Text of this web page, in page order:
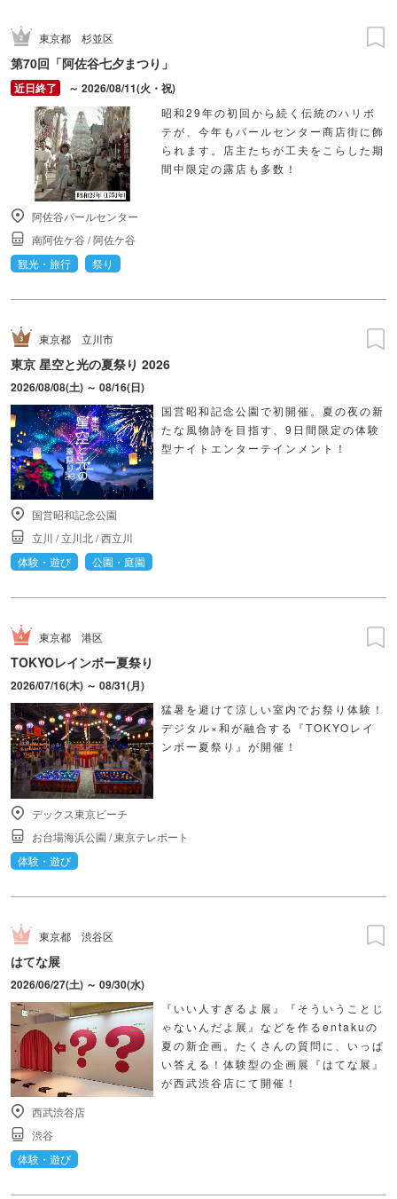
東京都 杉並区
第70回「阿佐谷七夕まつり」
～ 2026/08/11(火・祝)
昭和29年の初回から続く伝統のハリボ
テが、今年もパールセンター商店街に飾
られます。店主たちが工夫をこらした期
間中限定の露店も多数！
阿佐谷パールセンター
南阿佐ケ谷 /阿佐ケ谷
観光・旅行
祭り
東京都 立川市
東京 星空と光の夏祭り 2026
2026/08/08(土) ～ 08/16(日)
国営昭和記念公園で初開催。夏の夜の新
たな風物詩を目指す、9日間限定の体験
型ナイトエンターテインメント！
国営昭和記念公園
立川 /立川北/西立川
体験・遊び
公園・庭園
東京都 港区
TOKYOレインボー夏祭り
2026/07/16(木) ～ 08/31(月)
猛暑を避けて涼しい室内でお祭り体験！
デジタル×和が融合する『TOKYOレイ
ンボー夏祭り』が開催！
デックス東京ビーチ
お台場海浜公園 /東京テレポート
体験・遊び
東京都 渋谷区
はてな展
2026/06/27(土) ～ 09/30(水)
『いい人すぎるよ展』『そういうことじ
ゃないんだよ展』などを作るentakuの
夏の新企画。たくさんの質問に、いっぱ
い答える！体験型の企画展『はてな展』
が西武渋谷店にて開催！
西武渋谷店
渋谷
体験・遊び